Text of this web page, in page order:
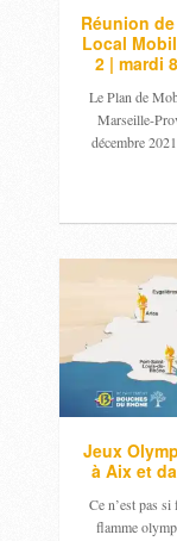
Réunion
Local
2 | mardi
Le Plan de
Marseille-
décembre
Jeux
à Aix et
Ce n’est pas
flamme